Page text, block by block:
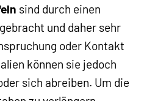
sind durch einen
und daher sehr
oder Kontakt
können sie jedoch
sich abreiben. Um die